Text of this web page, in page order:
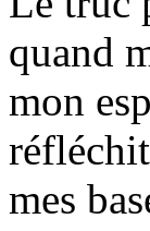
quand
mon
mes